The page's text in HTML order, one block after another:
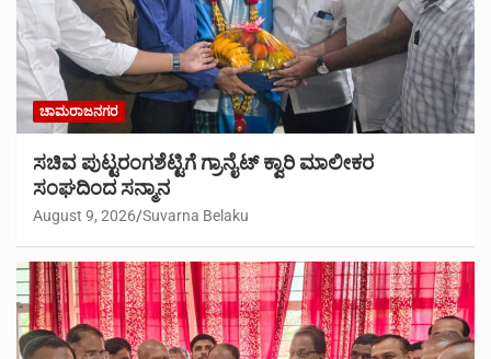
ಚಾಮರಾಜನಗರ
ಸಚಿವ ಪುಟ್ಟರಂಗಶೆಟ್ಟಿಗೆ ಗ್ರಾನೈಟ್ ಕ್ವಾರಿ ಮಾಲೀಕರ
ಸಂಘದಿಂದ ಸನ್ಮಾನ
August 9, 2026 Suvarna Belaku